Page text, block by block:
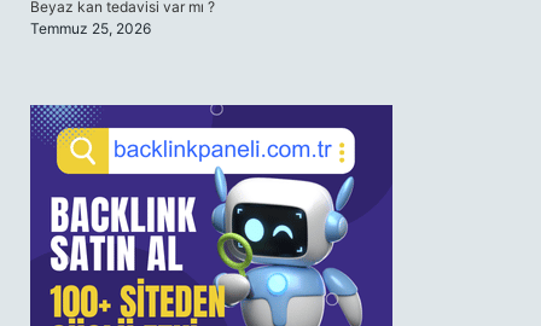
Beyaz kan tedavisi var mı ?
Temmuz 25, 2026